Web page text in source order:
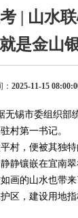
| 山水
就是金山
2025-11-15
锡市委组织部
村第一书记。
，便被其独特
静镶嵌在宜南
画的山水也带
区，建设用地